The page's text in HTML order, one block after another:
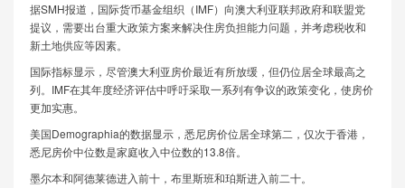
据SMH报道，国际货币基金组织（IMF）向澳大利亚联邦政府和联盟党
提议，需要出台重大政策方案来解决住房负担能力问题，并考虑税收和
新土地供应等因素。
国际指标显示，尽管澳大利亚房价最近有所放缓，但仍位居全球最高之
列。IMF在其年度经济评估中呼吁采取一系列有争议的政策变化，使房价
更加实惠。
美国Demographia的数据显示，悉尼房价位居全球第二，仅次于香港，
悉尼房价中位数是家庭收入中位数的13.8倍。
墨尔本和阿德莱德进入前十，布里斯班和珀斯进入前二十。